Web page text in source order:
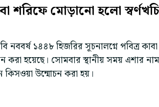
শরিফে মোড়ানো হলো
নববর্ষ ১৪৪৮ হিজরির সূচনালগ্নে পবিত্র
করা হয়েছে। সোমবার স্থানীয় সময় এশার
উন্মোচন করা হয়।